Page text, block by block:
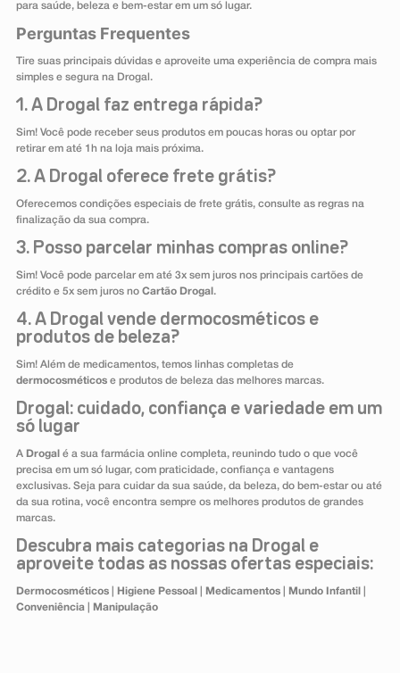
para saúde, beleza e bem-estar em um só lugar.
Perguntas Frequentes
Tire suas principais dúvidas e aproveite uma experiência de compra mais
simples e segura na Drogal.
1. A Drogal faz entrega rápida?
Sim! Você pode receber seus produtos em poucas horas ou optar por
retirar em até 1h na loja mais próxima.
2. A Drogal oferece frete grátis?
Oferecemos condições especiais de frete grátis, consulte as regras na
finalização da sua compra.
3. Posso parcelar minhas compras online?
Sim! Você pode parcelar em até 3x sem juros nos principais cartões de
crédito e 5x sem juros no Cartão Drogal .
4. A Drogal vende dermocosméticos e
produtos de beleza?
Sim! Além de medicamentos, temos linhas completas de
dermocosméticose produtos de beleza das melhores marcas.
Drogal: cuidado, confiança e variedade em um
só lugar
A Drogal é a sua farmácia online completa, reunindo tudo o que você
precisa em um só lugar, com praticidade, confiança e vantagens
exclusivas. Seja para cuidar da sua saúde, da beleza, do bem-estar ou até
da sua rotina, você encontra sempre os melhores produtos de grandes
marcas.
Descubra mais categorias na Drogal e
aproveite todas as nossas ofertas especiais:
Dermocosméticos| Higiene Pessoal Medicamentos| Mundo Infantil
Conveniência| Manipulação